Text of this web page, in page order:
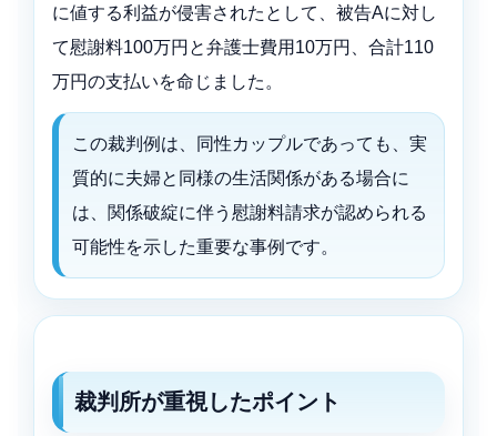
に値する利益が侵害されたとして、被告Aに対し
て慰謝料100万円と弁護士費用10万円、合計110
万円の支払いを命じました。
この裁判例は、同性カップルであっても、実
質的に夫婦と同様の生活関係がある場合に
は、関係破綻に伴う慰謝料請求が認められる
可能性を示した重要な事例です。
裁判所が重視したポイント